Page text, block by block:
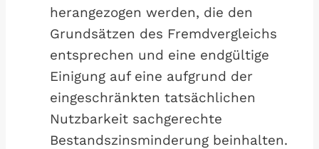
herangezogen werden, die den
Grundsätzen des Fremdvergleichs
entsprechen und eine endgültige
Einigung auf eine aufgrund der
eingeschränkten tatsächlichen
Nutzbarkeit sachgerechte
Bestandszinsminderung beinhalten.